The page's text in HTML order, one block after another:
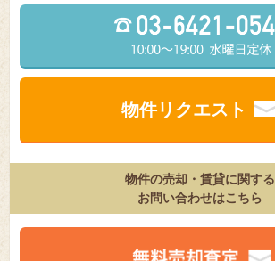
物件リクエスト
物件の売却・賃貸に関する
お問い合わせはこちら